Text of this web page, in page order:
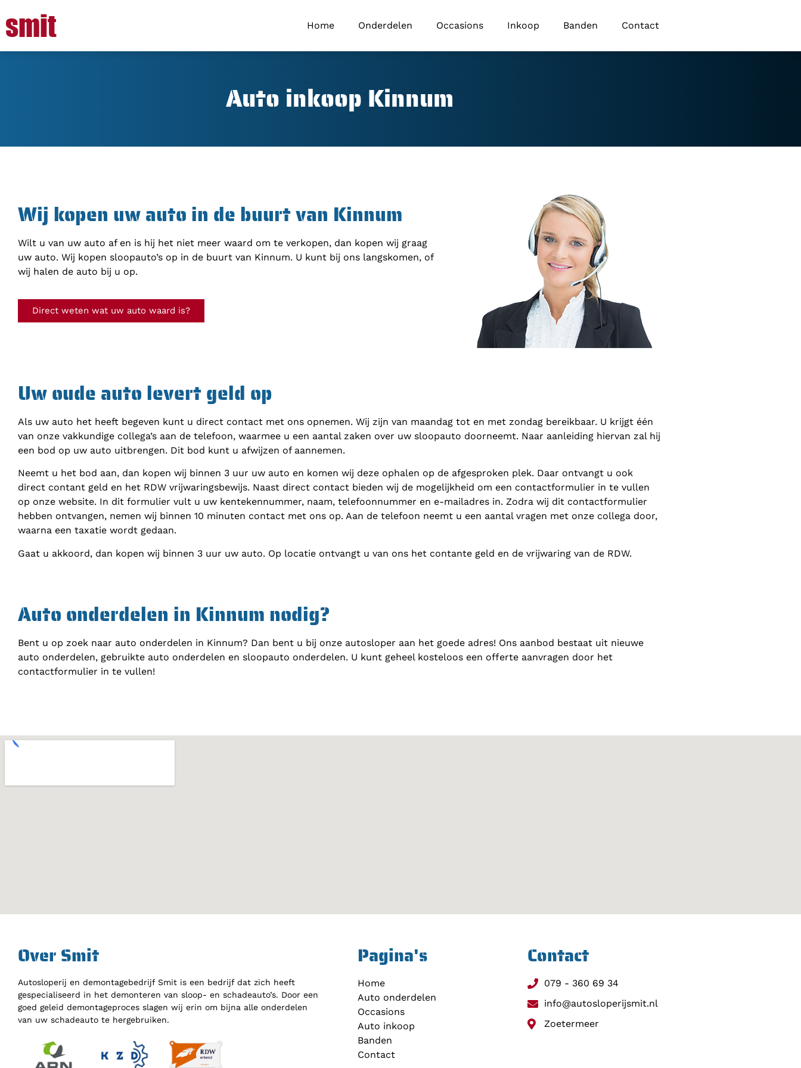
Home Onderdelen Occasions Inkoop Banden Contact
Auto inkoop Kinnum
Wij kopen uw auto in de buurt van Kinnum
Wilt u van uw auto af en is hij het niet meer waard om te verkopen, dan kopen wij graag
uw auto. Wij kopen sloopauto’s op in de buurt van Kinnum. U kunt bij ons langskomen, of
wij halen de auto bij u op.
Direct weten wat uw auto waard is?
Uw oude auto levert geld op
Als uw auto het heeft begeven kunt u direct contact met ons opnemen. Wij zijn van maandag tot en met zondag bereikbaar. U krijgt één
van onze vakkundige collega’s aan de telefoon, waarmee u een aantal zaken over uw sloopauto doorneemt. Naar aanleiding hiervan zal hij
een bod op uw auto uitbrengen. Dit bod kunt u afwijzen of aannemen.
Neemt u het bod aan, dan kopen wij binnen 3 uur uw auto en komen wij deze ophalen op de afgesproken plek. Daar ontvangt u ook
direct contant geld en het RDW vrijwaringsbewijs. Naast direct contact bieden wij de mogelijkheid om een contactformulier in te vullen
op onze website. In dit formulier vult u uw kentekennummer, naam, telefoonnummer en e-mailadres in. Zodra wij dit contactformulier
hebben ontvangen, nemen wij binnen 10 minuten contact met ons op. Aan de telefoon neemt u een aantal vragen met onze collega door,
waarna een taxatie wordt gedaan.
Gaat u akkoord, dan kopen wij binnen 3 uur uw auto. Op locatie ontvangt u van ons het contante geld en de vrijwaring van de RDW.
Auto onderdelen in Kinnum nodig?
Bent u op zoek naar auto onderdelen in Kinnum? Dan bent u bij onze autosloper aan het goede adres! Ons aanbod bestaat uit nieuwe
auto onderdelen, gebruikte auto onderdelen en sloopauto onderdelen. U kunt geheel kosteloos een offerte aanvragen door het
contactformulier in te vullen!
Over Smit
Autosloperij en demontagebedrijf Smit is een bedrijf dat zich heeft
gespecialiseerd in het demonteren van sloop- en schadeauto’s. Door een
goed geleid demontageproces slagen wij erin om bijna alle onderdelen
van uw schadeauto te hergebruiken.
Pagina's
Home
Auto onderdelen
Occasions
Auto inkoop
Banden
Contact
Contact
079 - 360 69 34
info@autosloperijsmit.nl
Zoetermeer